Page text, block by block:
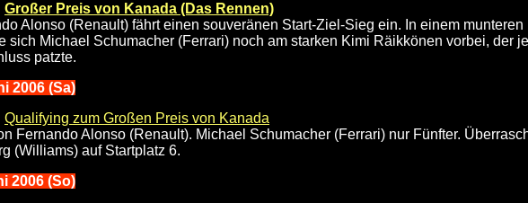
Großer Preis von Kanada (Das Rennen)
Alonso (Renault) fährt einen souveränen Start-Ziel-Sieg ein. In einem munteren
sich Michael Schumacher (Ferrari) noch am starken Kimi Räikkönen vorbei, der
patzte.
2006 (Sa)
Qualifying zum Großen Preis von Kanada
Fernando Alonso (Renault). Michael Schumacher (Ferrari) nur Fünfter.
(Williams) auf Startplatz 6.
2006 (So)